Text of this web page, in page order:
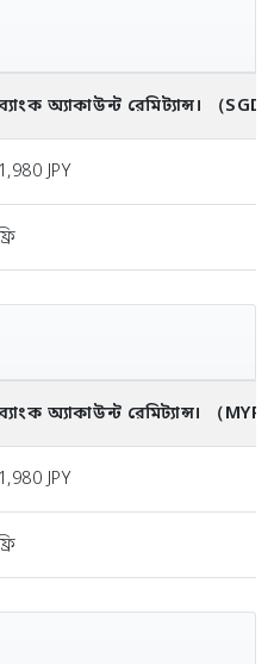
অ্যাকাউন্ট রেমিট্যান্স। （
1,980 JPY
অ্যাকাউন্ট রেমিট্যান্স। （MYR
1,980 JPY